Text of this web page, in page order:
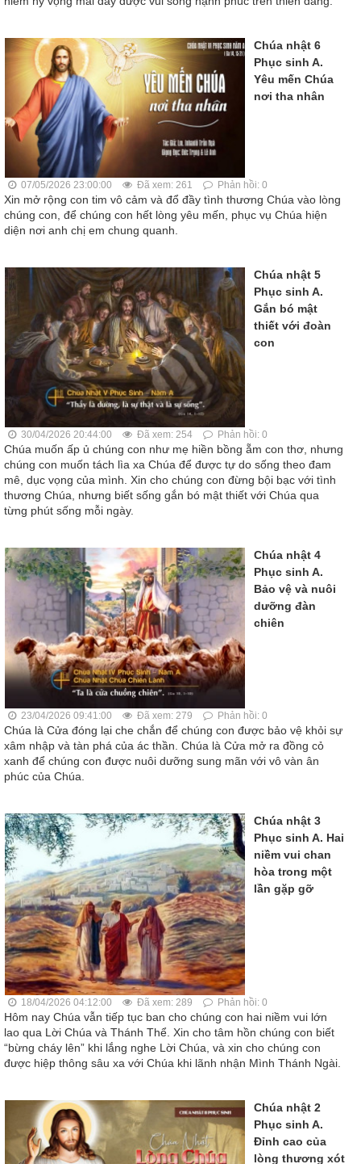
Chúa nhật 6
Phục sinh A.
Yêu mến Chúa
nơi tha nhân
07/05/2026 23:00:00 Đã xem: 261 Phản hồi: 0
Xin mở rộng con tim vô cảm và đổ đầy tình thương Chúa vào lòng
chúng con, để chúng con hết lòng yêu mến, phục vụ Chúa hiện
diện nơi anh chị em chung quanh.
Chúa nhật 5
Phục sinh A.
Gắn bó mật
thiết với đoàn
con
30/04/2026 20:44:00 Đã xem: 254 Phản hồi: 0
Chúa muốn ấp ủ chúng con như mẹ hiền bồng ẵm con thơ, nhưng
chúng con muốn tách lìa xa Chúa để được tự do sống theo đam
mê, dục vọng của mình. Xin cho chúng con đừng bội bạc với tình
thương Chúa, nhưng biết sống gắn bó mật thiết với Chúa qua
từng phút sống mỗi ngày.
Chúa nhật 4
Phục sinh A.
Bảo vệ và nuôi
dưỡng đàn
chiên
23/04/2026 09:41:00 Đã xem: 279 Phản hồi: 0
Chúa là Cửa đóng lại che chắn để chúng con được bảo vệ khỏi sự
xâm nhập và tàn phá của ác thần. Chúa là Cửa mở ra đồng cỏ
xanh để chúng con được nuôi dưỡng sung mãn với vô vàn ân
phúc của Chúa.
Chúa nhật 3
Phục sinh A. Hai
niềm vui chan
hòa trong một
lần gặp gỡ
18/04/2026 04:12:00 Đã xem: 289 Phản hồi: 0
Hôm nay Chúa vẫn tiếp tục ban cho chúng con hai niềm vui lớn
lao qua Lời Chúa và Thánh Thể. Xin cho tâm hồn chúng con biết
“bừng cháy lên” khi lắng nghe Lời Chúa, và xin cho chúng con
được hiệp thông sâu xa với Chúa khi lãnh nhận Mình Thánh Ngài.
Chúa nhật 2
Phục sinh A.
Đỉnh cao của
lòng thương xót